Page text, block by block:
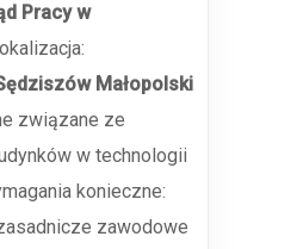
Pracy w
Małopolski
związane ze
w technologii
konieczne:
zawodowe